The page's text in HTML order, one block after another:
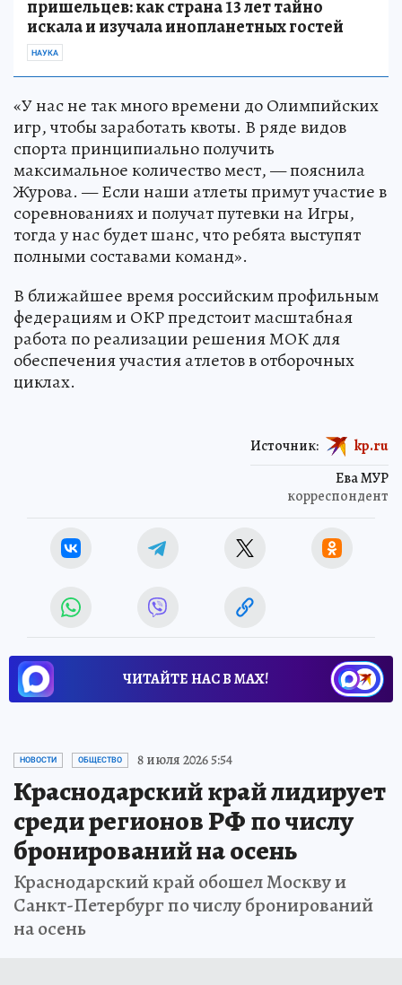
пришельцев: как страна 13 лет тайно
искала и изучала инопланетных гостей
НАУКА
«У нас не так много времени до Олимпийских
игр, чтобы заработать квоты. В ряде видов
спорта принципиально получить
максимальное количество мест, — пояснила
Журова. — Если наши атлеты примут участие в
соревнованиях и получат путевки на Игры,
тогда у нас будет шанс, что ребята выступят
полными составами команд».
В ближайшее время российским профильным
федерациям и ОКР предстоит масштабная
работа по реализации решения МОК для
обеспечения участия атлетов в отборочных
циклах.
Ева МУР
корреспондент
Источник: kp.ru
ЧИТАЙТЕ НАС В МАХ!
НОВОСТИ ОБЩЕСТВО 8 июля 2026 5:54
Краснодарский край лидирует
среди регионов РФ по числу
бронирований на осень
Краснодарский край обошел Москву и
Санкт-Петербург по числу бронирований
на осень